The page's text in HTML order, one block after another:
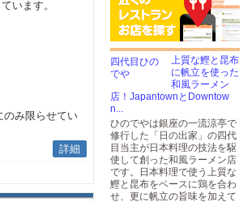
います。
のみ限らせてい
詳細
上質な鰹と昆布
に帆立を使った
和風ラーメン
店！JapantownとDowntow
n...
ひのでやは銀座の一流涼亭で
修行した「日の出家」の四代
目当主が日本料理の技法を駆
使して創った和風ラーメン店
です。日本料理で使う上質な
鰹と昆布をベースに鶏を合わ
せ、更に帆立の旨味を加えて